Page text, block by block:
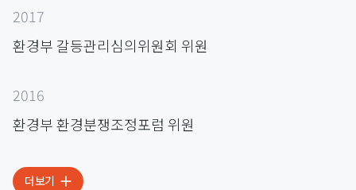
2017
환경부 갈등관리심의위원회 위원
2016
환경부 환경분쟁조정포럼 위원
더보기